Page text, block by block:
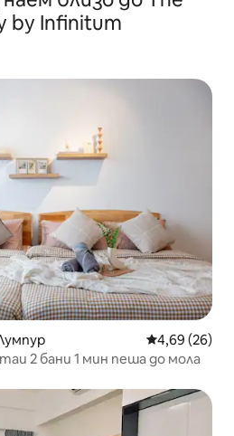
by Infinitum
Средна
4,69 (26)
2 бани 1 мин пеша до мола